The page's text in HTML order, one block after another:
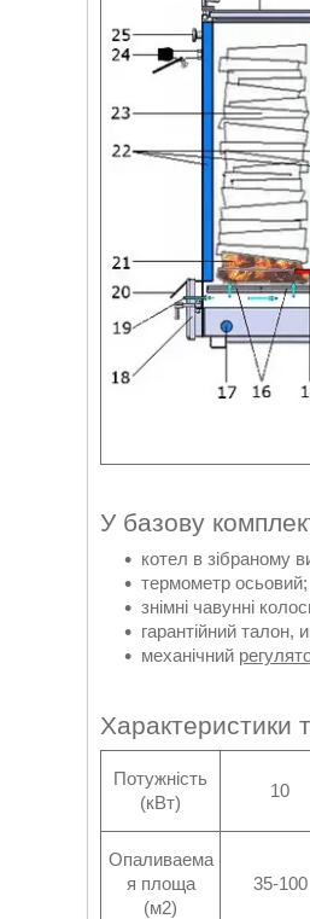
У базову
котел в зібраному
термометр осьовий;
знімні чавунні
гарантійний талон,
механічний
Характеристики
Потужність
(кВт)
10
Опаливаема
я площа
(м2)
35-100